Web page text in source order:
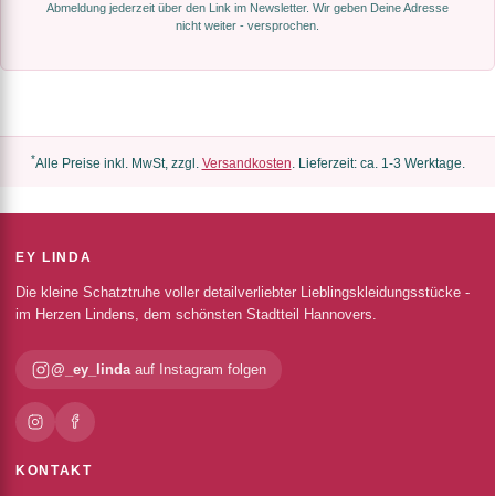
Abmeldung jederzeit über den Link im Newsletter. Wir geben Deine Adresse
nicht weiter - versprochen.
*Alle Preise inkl. MwSt, zzgl. Versandkosten. Lieferzeit: ca. 1-3 Werktage.
EY LINDA
Die kleine Schatztruhe voller detailverliebter Lieblingskleidungsstücke -
im Herzen Lindens, dem schönsten Stadtteil Hannovers.
@_ey_lindaauf Instagram folgen
KONTAKT